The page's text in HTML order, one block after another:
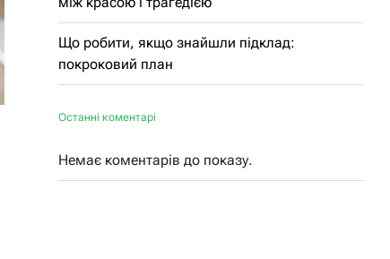
Що робити, якщо знайшли підклад:
покроковий план
Останні коментарі
Немає коментарів до показу.